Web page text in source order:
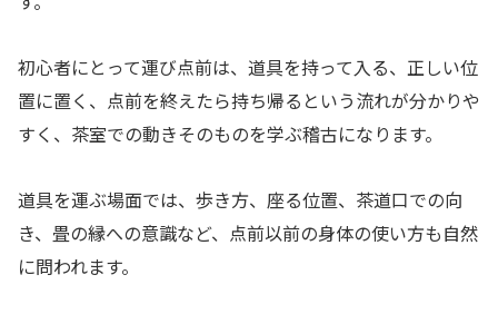
初心者にとって運び点前は、道具を持って入る、正しい位
置に置く、点前を終えたら持ち帰るという流れが分かりや
すく、茶室での動きそのものを学ぶ稽古になります。
道具を運ぶ場面では、歩き方、座る位置、茶道口での向
き、畳の縁への意識など、点前以前の身体の使い方も自然
に問われます。